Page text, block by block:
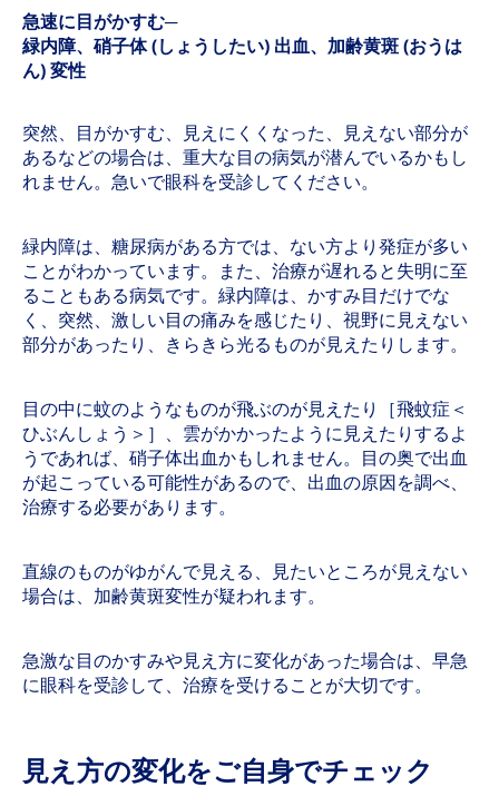
急速に目がかすむ─
緑内障、硝子体 (しょうしたい) 出血、加齢黄斑 (おうは
ん) 変性
突然、目がかすむ、見えにくくなった、見えない部分が
あるなどの場合は、重大な目の病気が潜んでいるかもし
れません。急いで眼科を受診してください。
緑内障は、糖尿病がある方では、ない方より発症が多い
ことがわかっています。また、治療が遅れると失明に至
ることもある病気です。緑内障は、かすみ目だけでな
く、突然、激しい目の痛みを感じたり、視野に見えない
部分があったり、きらきら光るものが見えたりします。
目の中に蚊のようなものが飛ぶのが見えたり［飛蚊症＜
ひぶんしょう＞］、雲がかかったように見えたりするよ
うであれば、硝子体出血かもしれません。目の奥で出血
が起こっている可能性があるので、出血の原因を調べ、
治療する必要があります。
直線のものがゆがんで見える、見たいところが見えない
場合は、加齢黄斑変性が疑われます。
急激な目のかすみや見え方に変化があった場合は、早急
に眼科を受診して、治療を受けることが大切です。
見え方の変化をご自身でチェック